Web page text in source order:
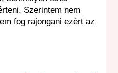
Szerintem nem
fog rajongani ezért az